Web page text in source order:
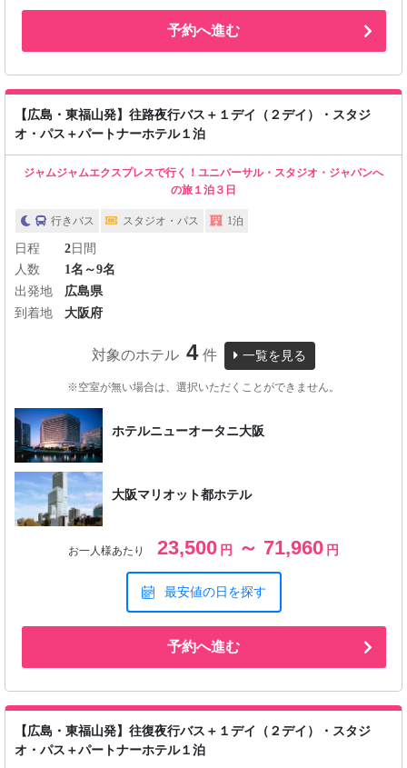
予約へ進む
【広島・東福山発】往路夜行バス＋１デイ（２デイ）・スタジ
オ・パス＋パートナーホテル１泊
ジャムジャムエクスプレスで行く！ユニバーサル・スタジオ・ジャパンへ
の旅１泊３日
行きバス スタジオ・パス 1泊
日程 2日間
人数
1名～9名
出発地
広島県
到着地
大阪府
対象のホテル 4 件 一覧を見る
※空室が無い場合は、選択いただくことができません。
ホテルニューオータニ大阪
大阪マリオット都ホテル
お一人様あたり 23,500 円 ～ 71,960 円
最安値の日を探す
予約へ進む
【広島・東福山発】往復夜行バス＋１デイ（２デイ）・スタジ
オ・パス＋パートナーホテル１泊